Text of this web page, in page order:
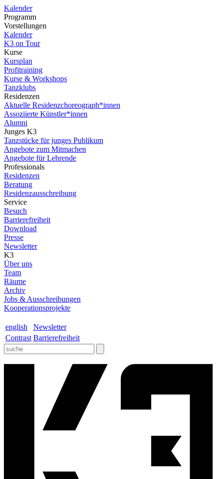
Kalender
Programm
Vorstellungen
Kalender
K3 on Tour
Kurse
Kursplan
Profitraining
Kurse & Workshops
Tanzklubs
Residenzen
Aktuelle Residenzchoreograph*innen
Assoziierte Künstler*innen
Alumni
Junges K3
Tanzstücke für junges Publikum
Angebote zum Mitmachen
Angebote für Lehrende
Professionals
Residenzen
Beratung
Residenzausschreibung
Service
Besuch
Barrierefreiheit
Download
Presse
Newsletter
K3
Über uns
Team
Räume
Archiv
Jobs & Ausschreibungen
Kooperationsprojekte
english
Newsletter
Contrast Barrierefreiheit